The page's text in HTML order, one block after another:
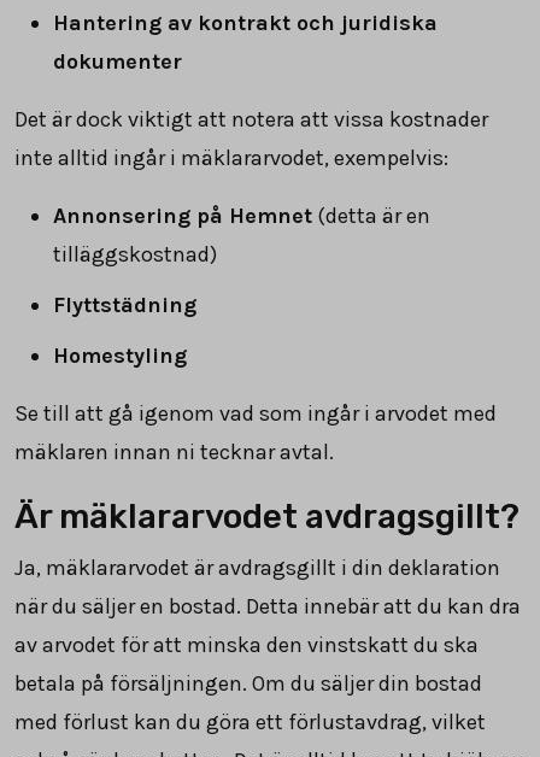
Hantering av kontrakt och juridiska
dokumenter
Det är dock viktigt att notera att vissa kostnader
inte alltid ingår i mäklararvodet, exempelvis:
Annonsering på Hemnet (detta är en
tilläggskostnad)
Flyttstädning
Homestyling
Se till att gå igenom vad som ingår i arvodet med
mäklaren innan ni tecknar avtal.
Är mäklararvodet avdragsgillt?
Ja, mäklararvodet är avdragsgillt i din deklaration
när du säljer en bostad. Detta innebär att du kan dra
av arvodet för att minska den vinstskatt du ska
betala på försäljningen. Om du säljer din bostad
med förlust kan du göra ett förlustavdrag, vilket